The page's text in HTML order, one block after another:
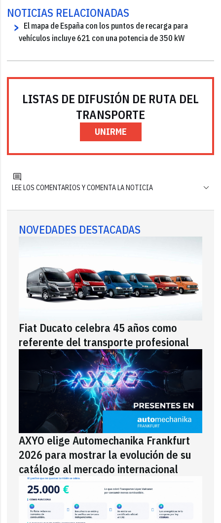
NOTICIAS RELACIONADAS
El mapa de España con los puntos de recarga para
vehículos incluye 621 con una potencia de 350 kW
LISTAS DE DIFUSIÓN DE RUTA DEL
TRANSPORTE
UNIRME
LEE LOS COMENTARIOS Y COMENTA LA NOTICIA
NOVEDADES DESTACADAS
Fiat Ducato celebra 45 años como
referente del transporte profesional
AXYO elige Automechanika Frankfurt
2026 para mostrar la evolución de su
catálogo al mercado internacional